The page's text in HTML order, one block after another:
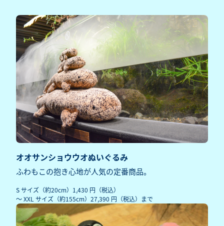
オオサンショウウオぬいぐるみ
ふわもこの抱き心地が人気の定番商品。
S サイズ（約20cm）1,430 円（税込）
〜 XXL サイズ（約155cm）27,390 円（税込）まで